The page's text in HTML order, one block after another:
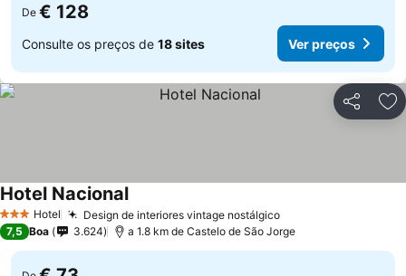
De € 128
Consulte os preços de 18 sites Ver preços
Partilhar
3 EstrelasHotel Design de interiores vintage nostálgicoVer preços
Hotel NacionalVer preços
7,5 Boa 3.624 a 1.8 km de Castelo de São Jorge